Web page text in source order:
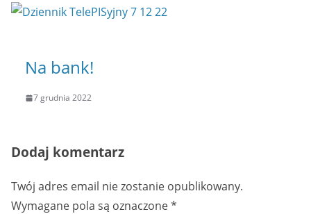
Na bank!
7 grudnia 2022
Dodaj komentarz
Twój adres email nie zostanie opublikowany.
Wymagane pola są oznaczone*